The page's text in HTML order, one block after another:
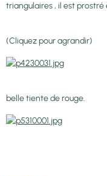
triangulaires , il est
(Cliquez pour agrandir)
belle tiente de rouge.